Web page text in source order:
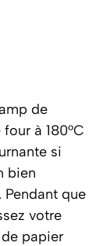
de
à 180°C
si
bien
que
votre
papier